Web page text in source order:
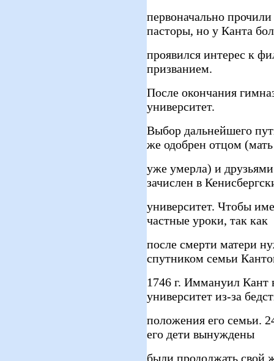
первоначально
пасторы, но у Канта
проявился интерес к
призванием.
После окончания
университет.
Выбор дальнейшего
же одобрен отцом (мать
уже умерла) и
зачислен в
университет. Чтобы
частные уроки, так как
после смерти матери
спутником семьи
1746 г. Иммануил
университет из-за
положения его семьи.
его дети вынуждены
были продолжать свой